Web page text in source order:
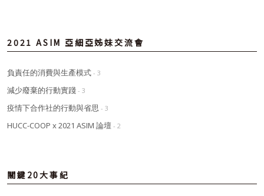
2021 ASIM 亞細亞姊妹交流會
負責任的消費與生產模式 - 3
減少廢棄的行動實踐 - 3
疫情下合作社的行動與省思 - 3
HUCC-COOP x 2021 ASIM 論壇 - 2
關鍵20大事紀